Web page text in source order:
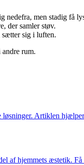
men stadig få
der samler støv.
sig i luften.
rum.
Artiklen
af hjemmets æstetik.